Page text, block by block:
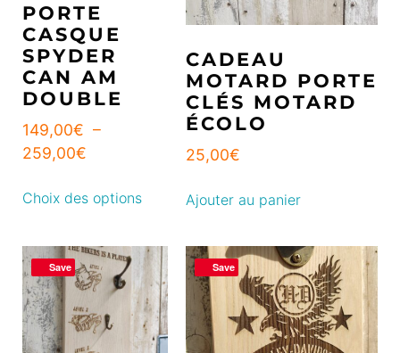
PORTE
CASQUE
SPYDER
CAN AM
DOUBLE
149,00€ –
259,00€
Choix des options
CADEAU
MOTARD PORTE
CLÉS MOTARD
ÉCOLO
25,00€
Ajouter au panier
Save Save